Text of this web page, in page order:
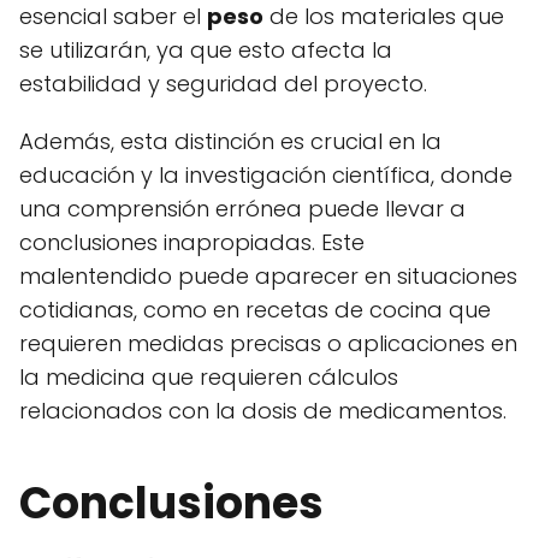
esencial saber el peso de los materiales que
se utilizarán, ya que esto afecta la
estabilidad y seguridad del proyecto.
Además, esta distinción es crucial en la
educación y la investigación científica, donde
una comprensión errónea puede llevar a
conclusiones inapropiadas. Este
malentendido puede aparecer en situaciones
cotidianas, como en recetas de cocina que
requieren medidas precisas o aplicaciones en
la medicina que requieren cálculos
relacionados con la dosis de medicamentos.
Conclusiones